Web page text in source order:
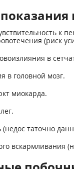
к
(риск
в
в головной мозг.
миокарда.
таточно
вскармливания